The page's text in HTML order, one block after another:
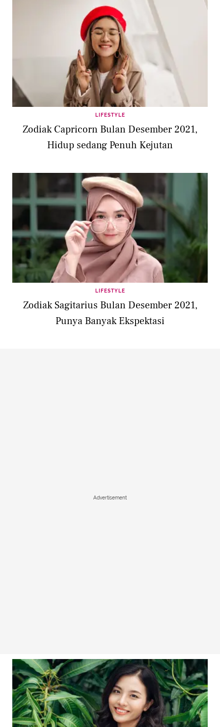
LIFESTYLE
Zodiak Capricorn Bulan Desember 2021,
Hidup sedang Penuh Kejutan
LIFESTYLE
Zodiak Sagitarius Bulan Desember 2021,
Punya Banyak Ekspektasi
Advertisement